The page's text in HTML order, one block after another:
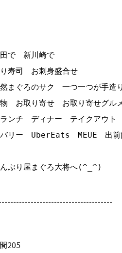
で 新川崎で
寿司 お刺身盛合せ
まぐろのサク 一つ一つが手造
物 お取り寄せ お取り寄せグル
チ ディナー テイクアウト
リー UberEats MEUE 出前
ぶり屋まぐろ大将へ(^_^)
205